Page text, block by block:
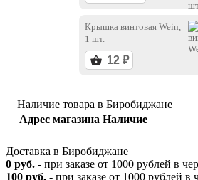
Крышка винтовая Wein,
1 шт.
Наличие товара в Биробиджане
Адрес магазина Наличие
Доставка в Биробиджане
0 руб. - при заказе от 1000 рублей в
100 руб. - при заказе от 1000 рублей в